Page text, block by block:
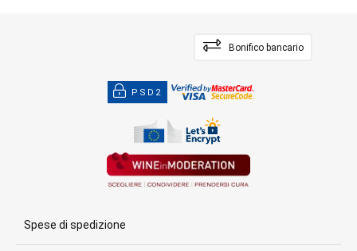
Bonifico bancario
PSD2
Spese di spedizione